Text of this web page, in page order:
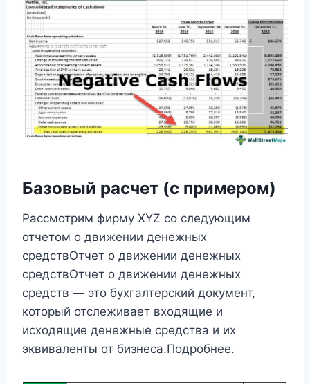
Базовый расчет (с примером)
Рассмотрим фирму XYZ со следующим
отчетом о движении денежных
средствОтчет о движении денежных
средствОтчет о движении денежных
средств — это бухгалтерский документ,
который отслеживает входящие и
исходящие денежные средства и их
эквиваленты от бизнеса.Подробнее.